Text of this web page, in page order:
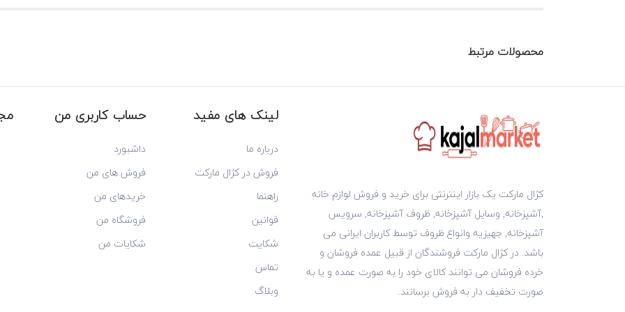
محصولات مرتبط
کژال مارکت یک بازار اینترنتی برای خرید و فروش لوازم خانه
,آشپزخانه, وسایل آشپزخانه, ظروف آشپزخانه, سرویس
آشپزخانه, جهیزیه وانواع ظروف توسط کاربران ایرانی می
باشد. در کژال مارکت فروشندگان از قبیل عمده فروشان و
خرده فروشان می توانند کالای خود را به صورت عمده و یا به
صورت تخفیف دار به فروش برسانند.
لینک های مفید
درباره ما
فروش در کژال مارکت
راهنما
قوانین
شکایت
تماس
وبلاگ
حساب کاربری من
داشبورد
فروش های من
خریدهای من
فروشگاه من
شکایات من